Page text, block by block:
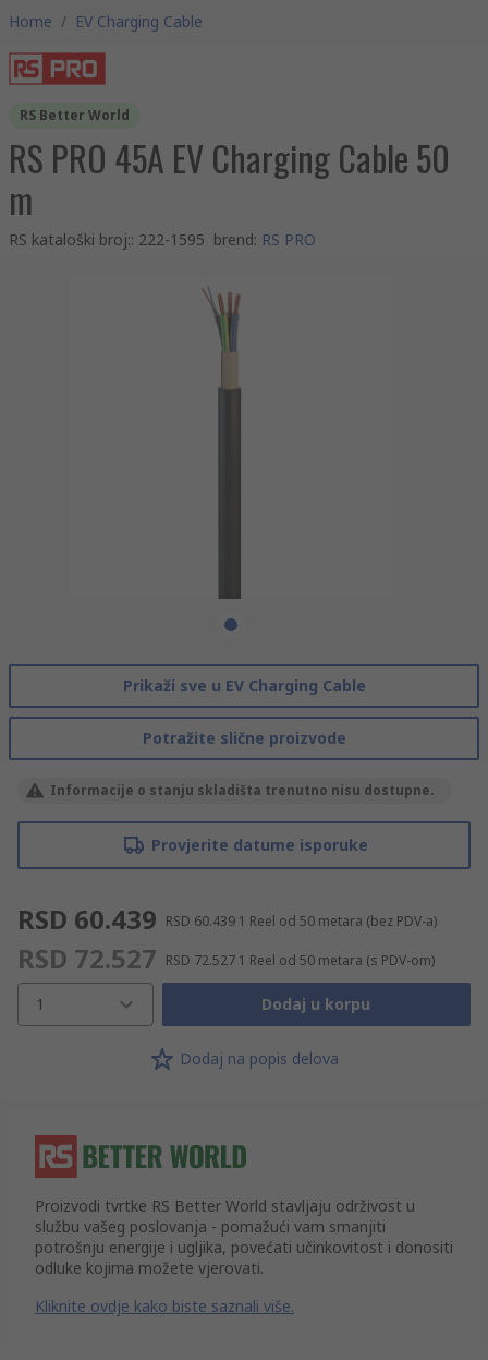
Home / EV Charging Cable
RS Better World
RS PRO 45A EV Charging Cable 50
m
RS kataloški broj:: 222-1595 brend: RS PRO
Prikaži sve u EV Charging Cable
Potražite slične proizvode
Informacije o stanju skladišta trenutno nisu dostupne.
Provjerite datume isporuke
RSD 60.439 RSD 60.439 1 Reel od 50 metara (bez PDV-a)
RSD 72.527 RSD 72.527 1 Reel od 50 metara (s PDV-om)
1 Dodaj u korpu
Dodaj na popis delova
Proizvodi tvrtke RS Better World stavljaju održivost u
službu vašeg poslovanja - pomažući vam smanjiti
potrošnju energije i ugljika, povećati učinkovitost i donositi
odluke kojima možete vjerovati.
Kliknite ovdje kako biste saznali više.